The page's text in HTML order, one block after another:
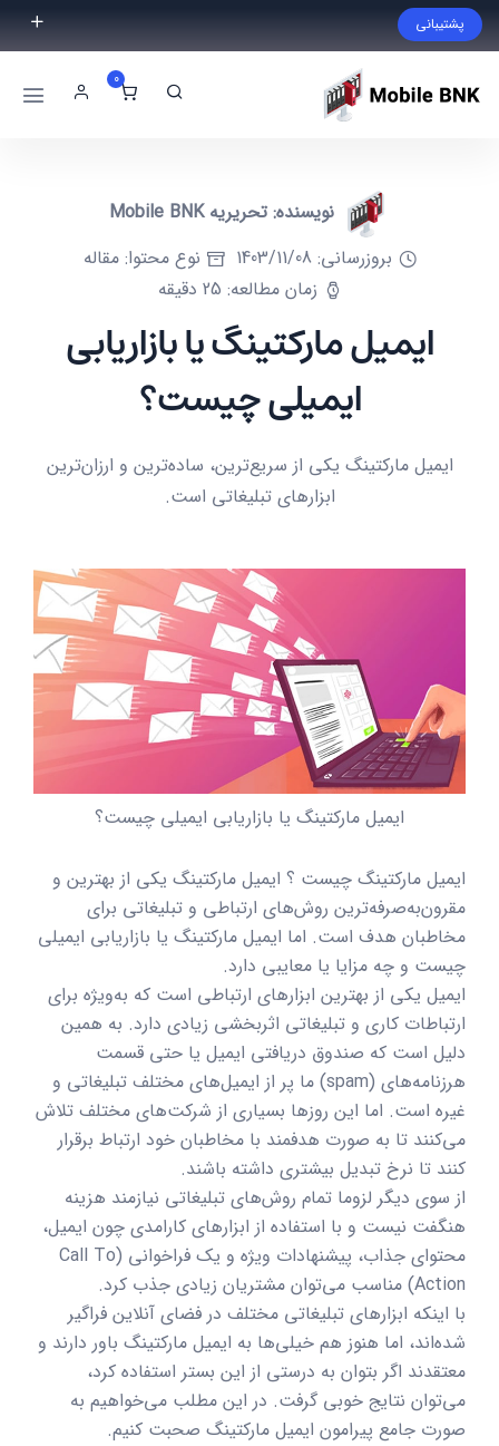
پشتیبانی
فایل مورد نظر خود را پیدا نکردید؟ با ما تماس بگیرید.
09999868721
0
نویسنده: تحریریه Mobile BNK
بروزرسانی: 1403/11/08
نوع محتوا: مقاله
زمان مطالعه: 25 دقیقه
ایمیل مارکتینگ یا بازاریابی
ایمیلی چیست؟
ایمیل مارکتینگ یکی از سریع‌ترین، ساده‌ترین و ارزان‌ترین
ابزارهای تبلیغاتی است.
ایمیل مارکتینگ یا بازاریابی ایمیلی چیست؟
ایمیل مارکتینگ چیست ؟ ایمیل مارکتینگ یکی از بهترین و
مقرون‌به‌صرفه‌ترین روش‌های ارتباطی و تبلیغاتی برای
مخاطبان هدف است. اما ایمیل مارکتینگ یا بازاریابی ایمیلی
چیست و چه مزایا یا معایبی دارد.
ایمیل یکی از بهترین ابزارهای ارتباطی است که به‌ویژه برای
ارتباطات کاری و تبلیغاتی اثربخشی زیادی دارد. به همین
دلیل است که صندوق دریافتی ایمیل یا حتی قسمت
هرزنامه‌های (spam) ما پر از ایمیل‌های مختلف تبلیغاتی و
غیره است. اما این روزها بسیاری از شرکت‌های مختلف تلاش
می‌کنند تا به صورت هدفمند با مخاطبان خود ارتباط برقرار
کنند تا نرخ تبدیل بیشتری داشته باشند.
از سوی دیگر لزوما تمام روش‌های تبلیغاتی نیازمند هزینه
هنگفت نیست و با استفاده از ابزارهای کارامدی چون ایمیل،
محتوای جذاب، پیشنهادات ویژه و یک فراخوانی (Call To
Action) مناسب می‌توان مشتریان زیادی جذب کرد.
با اینکه ابزارهای تبلیغاتی مختلف در فضای آنلاین فراگیر
شده‌اند، اما هنوز هم خیلی‌ها به ایمیل مارکتینگ باور دارند و
معتقدند اگر بتوان به درستی از این بستر استفاده کرد،
می‌توان نتایج خوبی گرفت. در این مطلب می‌خواهیم به
صورت جامع پیرامون ایمیل مارکتینگ صحبت کنیم.